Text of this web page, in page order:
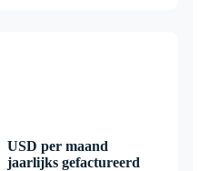
USD per maand
jaarlijks gefactureerd